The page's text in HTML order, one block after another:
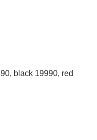
black 19990, red